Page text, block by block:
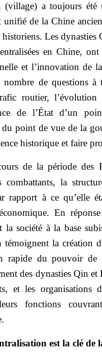
(village) a toujours été
unifié de la Chine
historiens. Les dynasties
en Chine,
et l’innovation de
nombre de questions à
routier,
de l’État d’un
point de vue de la
historique et faire
de la période des
combattants, la
rapport à ce qu’elle
En
la société à la base
témoignent la création
rapide du pouvoir
des dynasties Qin
et les
fonctions
est la clé de